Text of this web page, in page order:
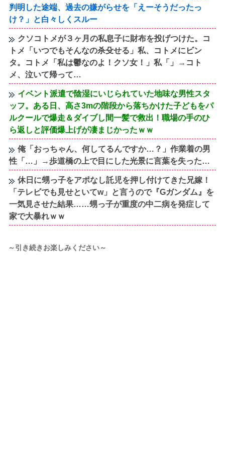
判明した途端、過去の嫌がらせを「えーそうだったっ
け？」と白々しくスルー
クソコトメが３ヶ月の私息子に財布を投げつけた。コ
トメ「いつでもそんなの杀殳せる」私、コトメにビン
タ。コトメ「私は鬱なのよ！クソ女！」私「」→コト
メ、泣いて帰って…
イベント派遣で陰湿にいじられていた地味な男性スタ
ッフ。ある日、高さ3mの階段から落ちかけた子どもをパ
ルクールで爆走＆ダイブし間一髪で救出！職場の手のひ
ら返しと評価爆上げが凄まじかったｗｗ
俺「おっちゃん、何してるんですか…？」作業着の男
性「…」→歩道橋の上で目にした光景に言葉を失った…
休日に甥っ子をアポなし託児を押し付けてきた兄嫁！
「テレビでも見せといてw」と言うので『Gガンダム』を
一気見させた結果……甥っ子が重度の中二病を発症して
家で大暴れｗｗ
～引き続きお楽しみください～